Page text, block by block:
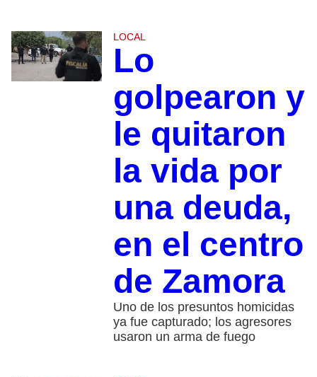
LOCAL
Lo
golpearon y
le quitaron
la vida por
una deuda,
en el centro
de Zamora
Uno de los presuntos homicidas
ya fue capturado; los agresores
usaron un arma de fuego